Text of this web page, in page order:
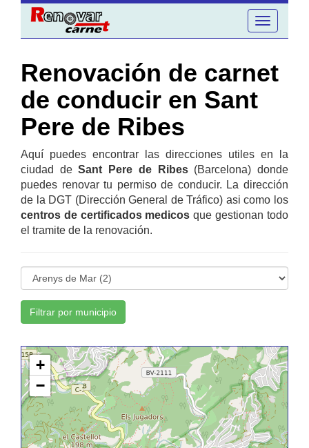
Toggle
navigation
Renovación de carnet
de conducir en Sant
Pere de Ribes
Aquí puedes encontrar las direcciones utiles en la
ciudad deSant Pere de Ribes(Barcelona) donde
puedes renovar tu permiso de conducir. La dirección
de la DGT (Dirección General de Tráfico) asi como los
centros de certificados medicos que gestionan todo
el tramite de la renovación.
Filtrar por municipio
+
−